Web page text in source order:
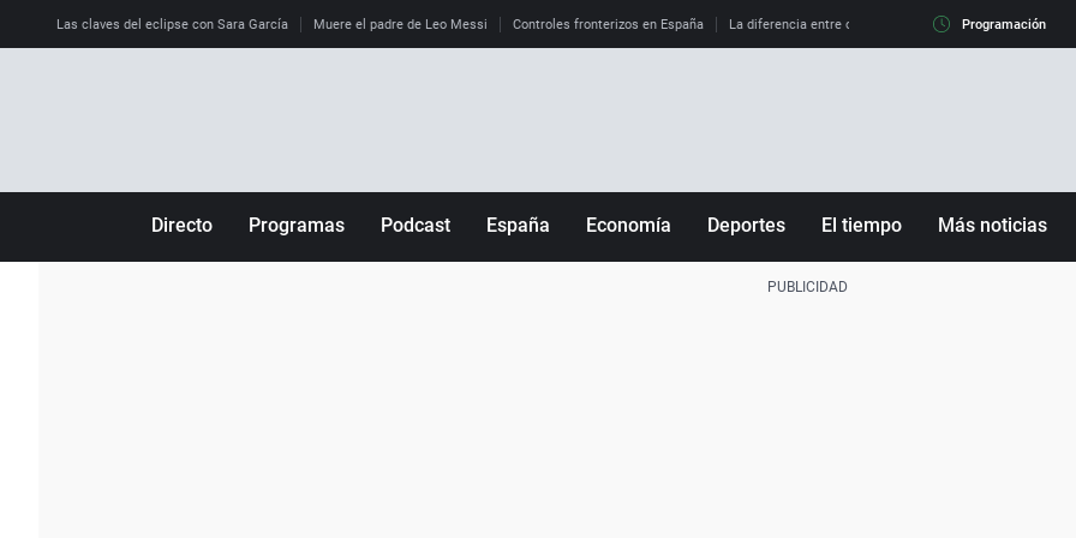
Las claves del eclipse con Sara García Muere el padre de Leo Messi Controles fronterizos en España La diferencia entre observar el eclipse al 99% y al 100%
Programación
Directo Programas Podcast España Economía Deportes El tiempo Más noticias